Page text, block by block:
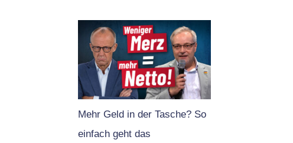
Mehr Geld in der Tasche? So
einfach geht das